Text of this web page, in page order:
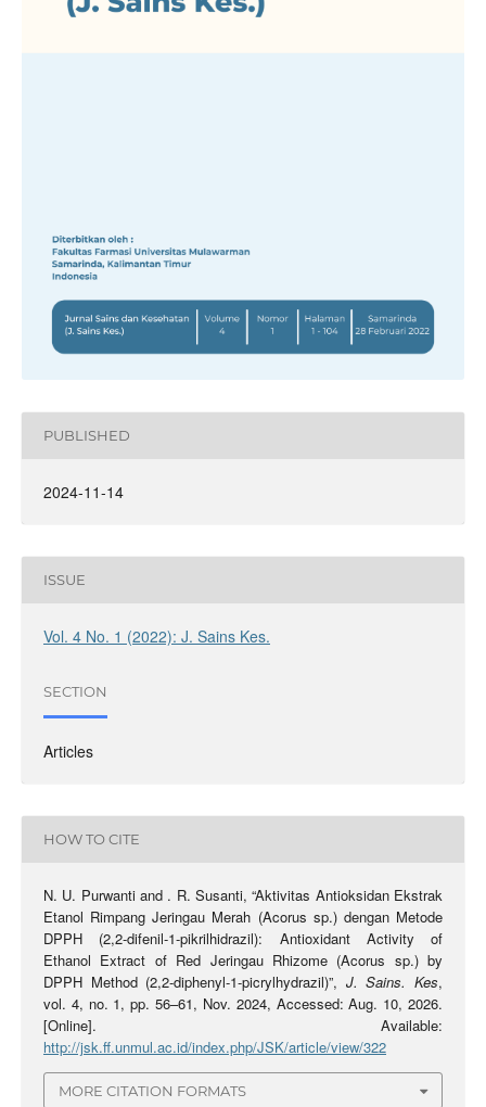
PUBLISHED
2024-11-14
ISSUE
Vol. 4 No. 1 (2022): J. Sains Kes.
SECTION
Articles
HOW TO CITE
N. U. Purwanti and . R. Susanti, “Aktivitas Antioksidan Ekstrak
Etanol Rimpang Jeringau Merah (Acorus sp.) dengan Metode
DPPH (2,2-difenil-1-pikrilhidrazil): Antioxidant Activity of
Ethanol Extract of Red Jeringau Rhizome (Acorus sp.) by
DPPH Method (2,2-diphenyl-1-picrylhydrazil)”, J. Sains. Kes,
vol. 4, no. 1, pp. 56–61, Nov. 2024, Accessed: Aug. 10, 2026.
[Online]. Available:
http://jsk.ff.unmul.ac.id/index.php/JSK/article/view/322
MORE CITATION FORMATS